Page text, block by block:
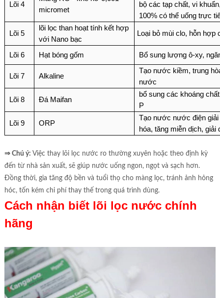
Lõi 4
micromet
bộ các tạp chất, vi
100% có thể uống trực
Lõi 5
lõi lọc than hoạt tính kết hợp
với Nano bạc
Loại bỏ mùi clo, hỗn
Lõi 6 Hạt bóng gốm Bổ sung lượng ô-xy,
Lõi 7 Alkaline
Tạo nước kiềm, trung
nước
Lõi 8 Đá Maifan
bổ sung các khoáng
P
Lõi 9 ORP
Tạo nước nước điện
hóa, tăng miễn dịch, giải
⇒ Chú ý: Việc thay lõi lọc nước ro thường xuyên hoặc theo định kỳ
đến từ nhà sản xuất, sẽ giúp nước uống ngon, ngọt và sạch hơn.
Đồng thời, gia tăng độ bền và tuổi thọ cho màng lọc, tránh ảnh hỏng
hóc, tốn kém chi phí thay thế trong quá trình dùng.
Cách nhận biết lõi lọc nước chính
hãng